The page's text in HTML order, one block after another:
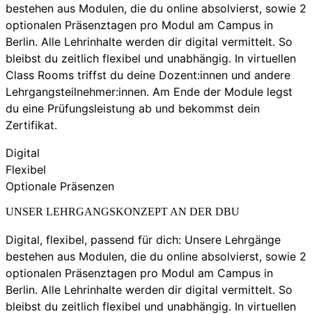
bestehen aus Modulen, die du online absolvierst, sowie 2
optionalen Präsenztagen pro Modul am Campus in
Berlin. Alle Lehrinhalte werden dir digital vermittelt. So
bleibst du zeitlich flexibel und unabhängig. In virtuellen
Class Rooms triffst du deine Dozent:innen und andere
Lehrgangsteilnehmer:innen. Am Ende der Module legst
du eine Prüfungsleistung ab und bekommst dein
Zertifikat.
Digital
Flexibel
Optionale Präsenzen
UNSER LEHRGANGSKONZEPT AN DER DBU
Digital, flexibel, passend für dich: Unsere Lehrgänge
bestehen aus Modulen, die du online absolvierst, sowie 2
optionalen Präsenztagen pro Modul am Campus in
Berlin. Alle Lehrinhalte werden dir digital vermittelt. So
bleibst du zeitlich flexibel und unabhängig. In virtuellen